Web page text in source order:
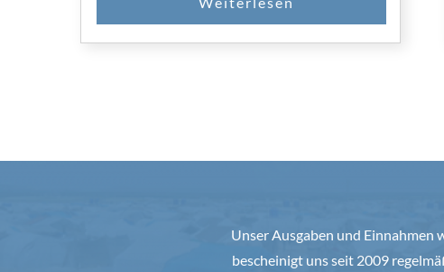
Unser Ausgaben und
bescheinigt uns seit 2009